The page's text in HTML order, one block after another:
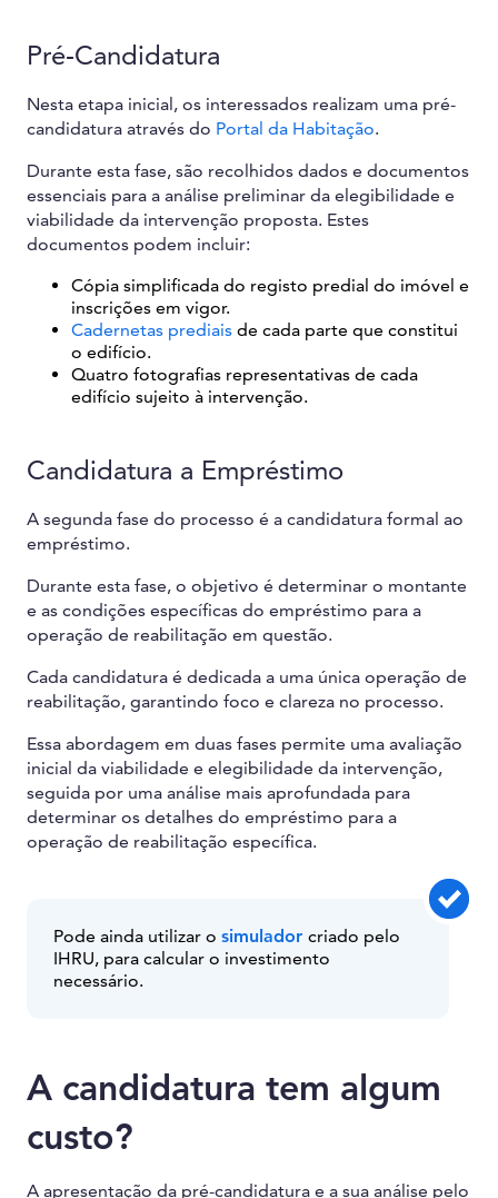
Pré-Candidatura
Nesta etapa inicial, os interessados realizam uma pré-
candidatura através do Portal da Habitação.
Durante esta fase, são recolhidos dados e documentos
essenciais para a análise preliminar da elegibilidade e
viabilidade da intervenção proposta. Estes
documentos podem incluir:
Cópia simplificada do registo predial do imóvel e
inscrições em vigor.
Cadernetas prediais de cada parte que constitui
o edifício.
Quatro fotografias representativas de cada
edifício sujeito à intervenção.
Candidatura a Empréstimo
A segunda fase do processo é a candidatura formal ao
empréstimo.
Durante esta fase, o objetivo é determinar o montante
e as condições específicas do empréstimo para a
operação de reabilitação em questão.
Cada candidatura é dedicada a uma única operação de
reabilitação, garantindo foco e clareza no processo.
Essa abordagem em duas fases permite uma avaliação
inicial da viabilidade e elegibilidade da intervenção,
seguida por uma análise mais aprofundada para
determinar os detalhes do empréstimo para a
operação de reabilitação específica.
Pode ainda utilizar o simulador criado pelo
IHRU, para calcular o investimento
necessário.
A candidatura tem algum
custo?
A apresentação da pré-candidatura e a sua análise pelo